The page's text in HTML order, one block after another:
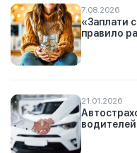
7.08.2026
«Заплати
правило
21.01.2026